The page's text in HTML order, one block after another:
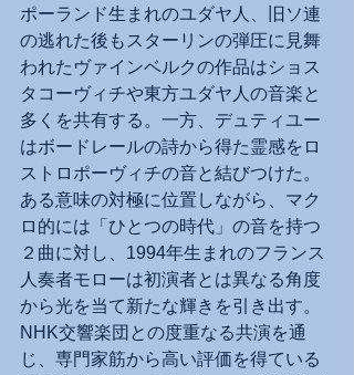
ポーランド生まれのユダヤ人、旧ソ連
の逃れた後もスターリンの弾圧に見舞
われたヴァインベルクの作品はショス
タコーヴィチや東方ユダヤ人の音楽と
多くを共有する。一方、デュティユー
はボードレールの詩から得た霊感をロ
ストロポーヴィチの音と結びつけた。
ある意味の対極に位置しながら、マク
ロ的には「ひとつの時代」の音を持つ
２曲に対し、1994年生まれのフランス
人奏者モローは初演者とは異なる角度
から光を当て新たな輝きを引き出す。
NHK交響楽団との度重なる共演を通
じ、専門家筋から高い評価を得ている